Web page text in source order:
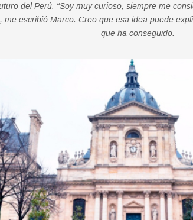
del Perú. “Soy muy curioso, siempre me
me escribió Marco. Creo que esa idea puede
que ha conseguido.